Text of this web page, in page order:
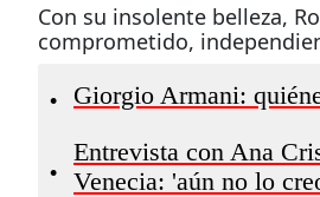
Con su insolente belleza,
comprometido,
• Giorgio Armani:
•
Entrevista con Ana
Venecia: 'aún no lo